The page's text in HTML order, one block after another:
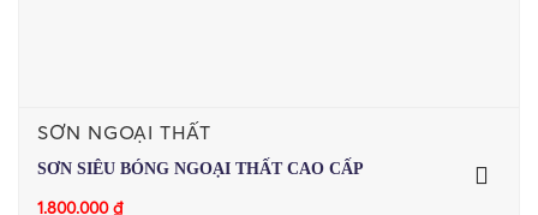
SƠN NGOẠI THẤT
SƠN SIÊU BÓNG NGOẠI THẤT CAO CẤP
1.800.000₫